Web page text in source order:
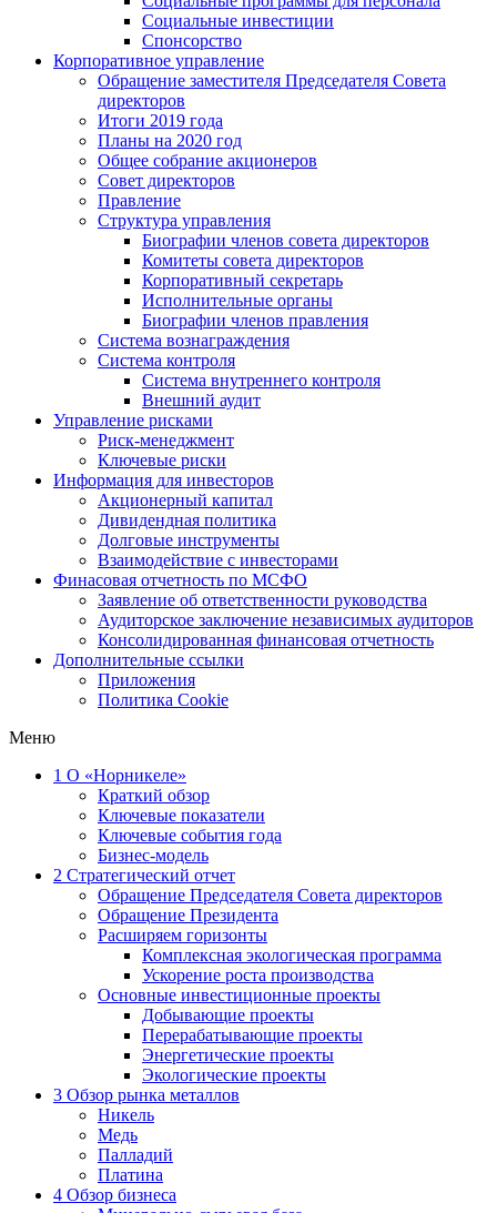
Социальные инвестиции
Спонсорство
Корпоративное управление
Обращение заместителя Председателя Совета
директоров
Итоги 2019 года
Планы на 2020 год
Общее собрание акционеров
Совет директоров
Правление
Структура управления
Биографии членов совета директоров
Комитеты совета директоров
Корпоративный секретарь
Исполнительные органы
Биографии членов правления
Система вознаграждения
Система контроля
Система внутреннего контроля
Внешний аудит
Управление рисками
Риск-менеджмент
Ключевые риски
Информация для инвесторов
Акционерный капитал
Дивидендная политика
Долговые инструменты
Взаимодействие с инвеcторами
Финасовая отчетность по МСФО
Заявление об ответственности руководства
Аудиторское заключение независимых аудиторов
Консолидированная финансовая отчетность
Дополнительные ссылки
Приложения
Политика Cookie
Меню
1 О «Норникеле»
Краткий обзор
Ключевые показатели
Ключевые события года
Бизнес-модель
2 Стратегический отчет
Обращение Председателя Совета директоров
Обращение Президента
Расширяем горизонты
Комплексная экологическая программа
Ускорение роста производства
Основные инвестиционные проекты
Добывающие проекты
Перерабатывающие проекты
Энергетические проекты
Экологические проекты
3 Обзор рынка металлов
Никель
Медь
Палладий
Платина
4 Обзор бизнеса